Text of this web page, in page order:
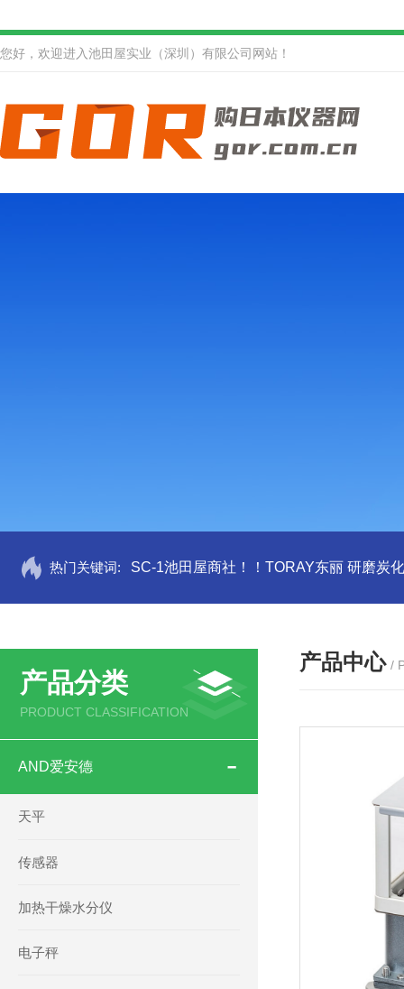
您好，欢迎进入池田屋实业（深圳）有限公司网站！
热门关键词: SC-1池田屋商社！！TORAY东丽 研磨炭
产品分类
PRODUCT CLASSIFICATION
AND爱安德
天平
传感器
加热干燥水分仪
电子秤
产品中心 /